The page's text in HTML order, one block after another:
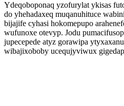
Ydeqoboponaq yzofurylat ykisas
do yhehadaxeq muqanuhituce
bijajife cyhasi hokomepupo
wufunoxe otevyp. Jodu
jupecepede atyz gorawipa
wibajixoboby ucequjyviwux